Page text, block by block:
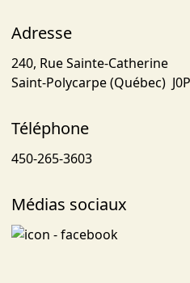
Adresse
240, Rue Sainte-Catherine
Saint-Polycarpe (Québec)
Téléphone
450-265-3603
Médias sociaux